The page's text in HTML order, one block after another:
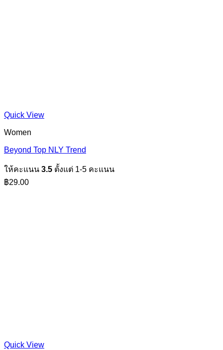
Quick View
Women
Beyond Top NLY Trend
ให้คะแนน 3.5 ตั้งแต่ 1-5 คะแนน
฿29.00
Quick View